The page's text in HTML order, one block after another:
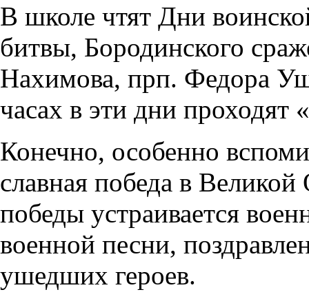
В школе чтят Дни
битвы, Бородинского
Нахимова, прп. Федора
часах в эти дни проходят
Конечно, особенно
славная победа в
победы устраивается
военной песни,
ушедших героев.